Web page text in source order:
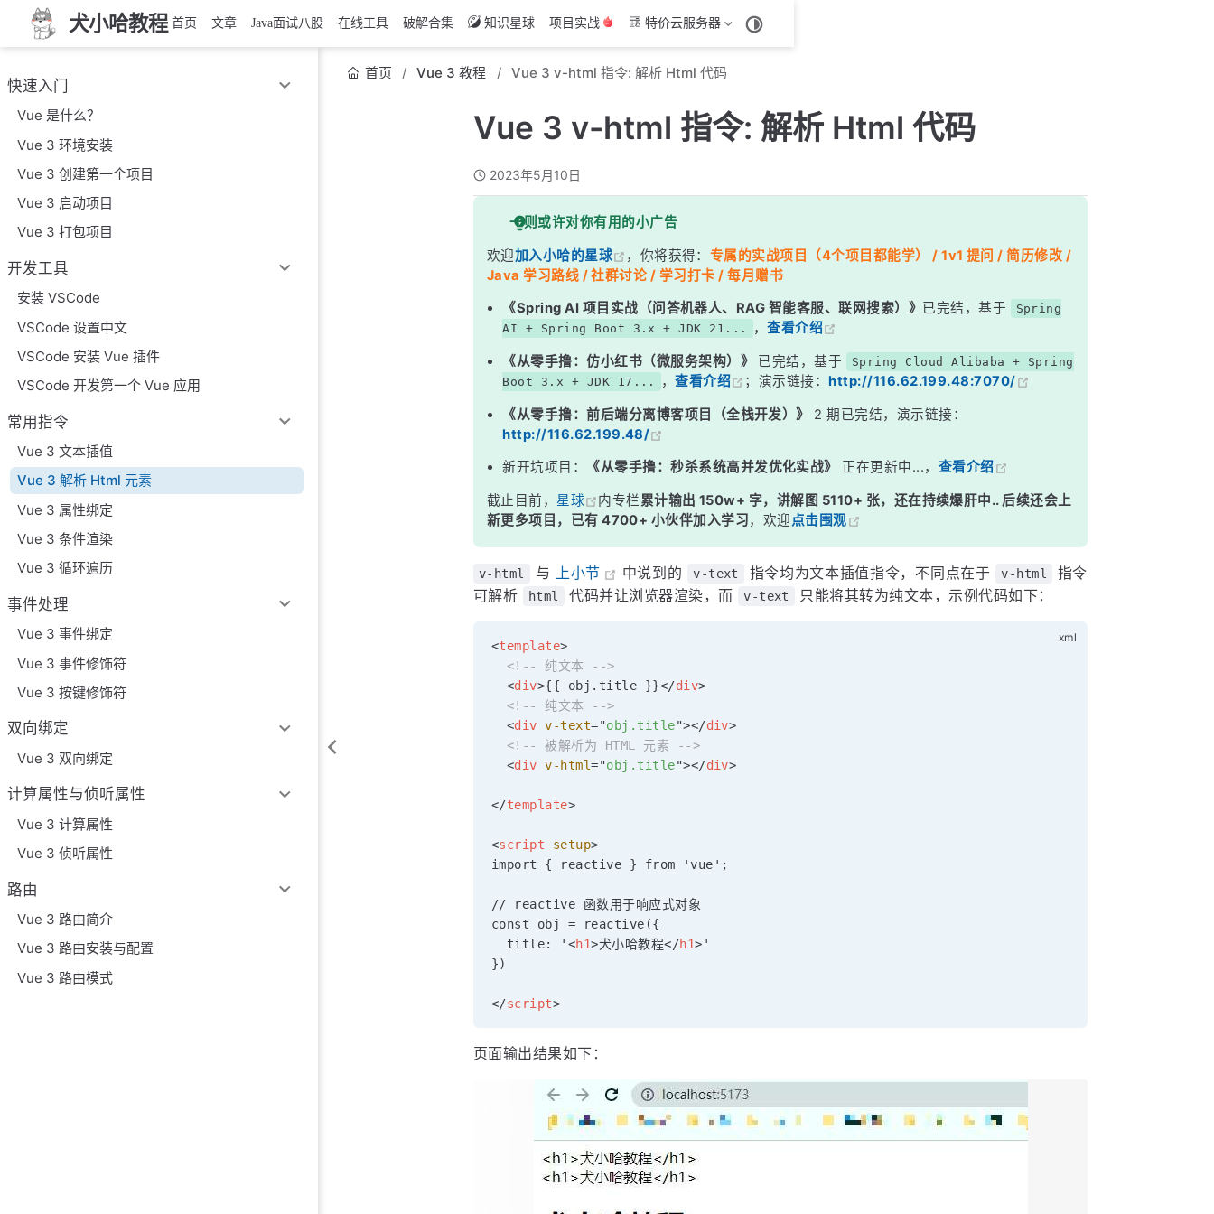
犬小哈教程 首页 文章 Java面试八股 在线工具 破解合集 知识星球 项目实战 特价云服务器
快速入门
Vue 是什么？
Vue 3 环境安装
Vue 3 创建第一个项目
Vue 3 启动项目
Vue 3 打包项目
开发工具
安装 VSCode
VSCode 设置中文
VSCode 安装 Vue 插件
VSCode 开发第一个 Vue 应用
常用指令
Vue 3 文本插值
Vue 3 解析 Html 元素
Vue 3 属性绑定
Vue 3 条件渲染
Vue 3 循环遍历
事件处理
Vue 3 事件绑定
Vue 3 事件修饰符
Vue 3 按键修饰符
双向绑定
Vue 3 双向绑定
计算属性与侦听属性
Vue 3 计算属性
Vue 3 侦听属性
路由
Vue 3 路由简介
Vue 3 路由安装与配置
Vue 3 路由模式
首页 Vue 3 教程 Vue 3 v-html 指令: 解析 Html 代码
Vue 3 v-html 指令: 解析 Html 代码
2023年5月10日
一则或许对你有用的小广告
欢迎加入小哈的星球 ，你将获得： 专属的实战项目（4个项目都能学） / 1v1 提问 / 简历修改 /
Java 学习路线 / 社群讨论 / 学习打卡 / 每月赠书
《Spring AI 项目实战（问答机器人、RAG 智能客服、联网搜索）》 已完结，基于
Spring
AI + Spring Boot 3.x + JDK 21...
，查看介绍
《从零手撸：仿小红书（微服务架构）》 已完结，基于
Spring Cloud Alibaba + Spring
Boot 3.x + JDK 17...
，查看介绍 ；演示链接：http://116.62.199.48:7070/
《从零手撸：前后端分离博客项目（全栈开发）》
2 期已完结，演示链接：
http://116.62.199.48/
新开坑项目： 《从零手撸：秒杀系统高并发优化实战》 正在更新中...， 查看介绍
截止目前， 星球 内专栏累计输出 150w+ 字，讲解图 5110+ 张，还在持续爆肝中.. 后续还会上
新更多项目，已有 4700+ 小伙伴加入学习，欢迎点击围观
v-html 与 上小节 中说到的 v-text 指令均为文本插值指令，不同点在于 v-html
指令
可解析
html 代码并让浏览器渲染，而 v-text 只能将其转为纯文本，示例代码如下：
<template>
<!-- 纯文本 -->
<div>{{ obj.title }}</div>
<!-- 纯文本 -->
<div v-text="obj.title"></div>
<!-- 被解析为 HTML 元素 -->
<div v-html="obj.title"></div>
</template>
<script setup>
import { reactive } from 'vue';
// reactive 函数用于响应式对象
const obj = reactive({
  title: '
<h1>犬小哈教程</h1> '
})
</script>
页面输出结果如下：